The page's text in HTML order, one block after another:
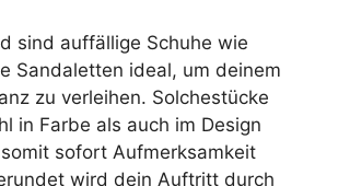
sind auffällige Schuhe wie
Sandaletten ideal, um deinem
zu verleihen. Solchestücke
in Farbe als auch im Design
sofort Aufmerksamkeit
wird dein Auftritt durch